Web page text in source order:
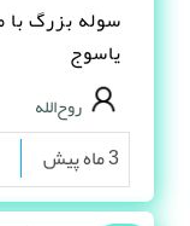
سوله بزرگ با
یاسوج
روح‌الله
3 ماه پیش